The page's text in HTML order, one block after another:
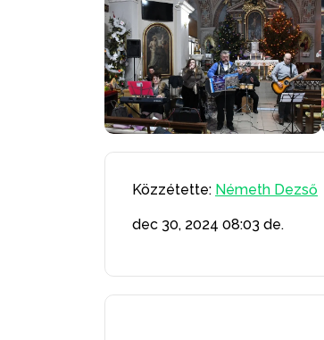
Közzétette: Németh Dezső
dec 30, 2024 08:03 de.